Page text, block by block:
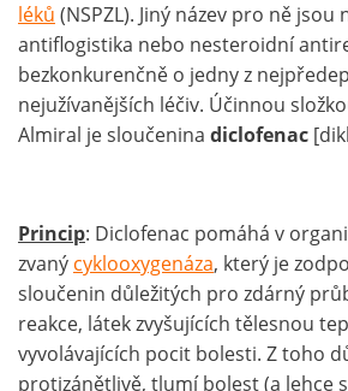
léků (NSPZL). Jiný název pro ně
antiflogistika nebo nesteroidní
bezkonkurenčně o jedny z
nejužívanějších léčiv. Účinnou
Almiral je sloučenina diclofenac
Princip: Diclofenac pomáhá v
zvaný cyklooxygenáza, který je
sloučenin důležitých pro zdárný
reakce, látek zvyšujících tělesnou
vyvolávajících pocit bolesti. Z toho
protizánětlivě, tlumí bolest (a lehce